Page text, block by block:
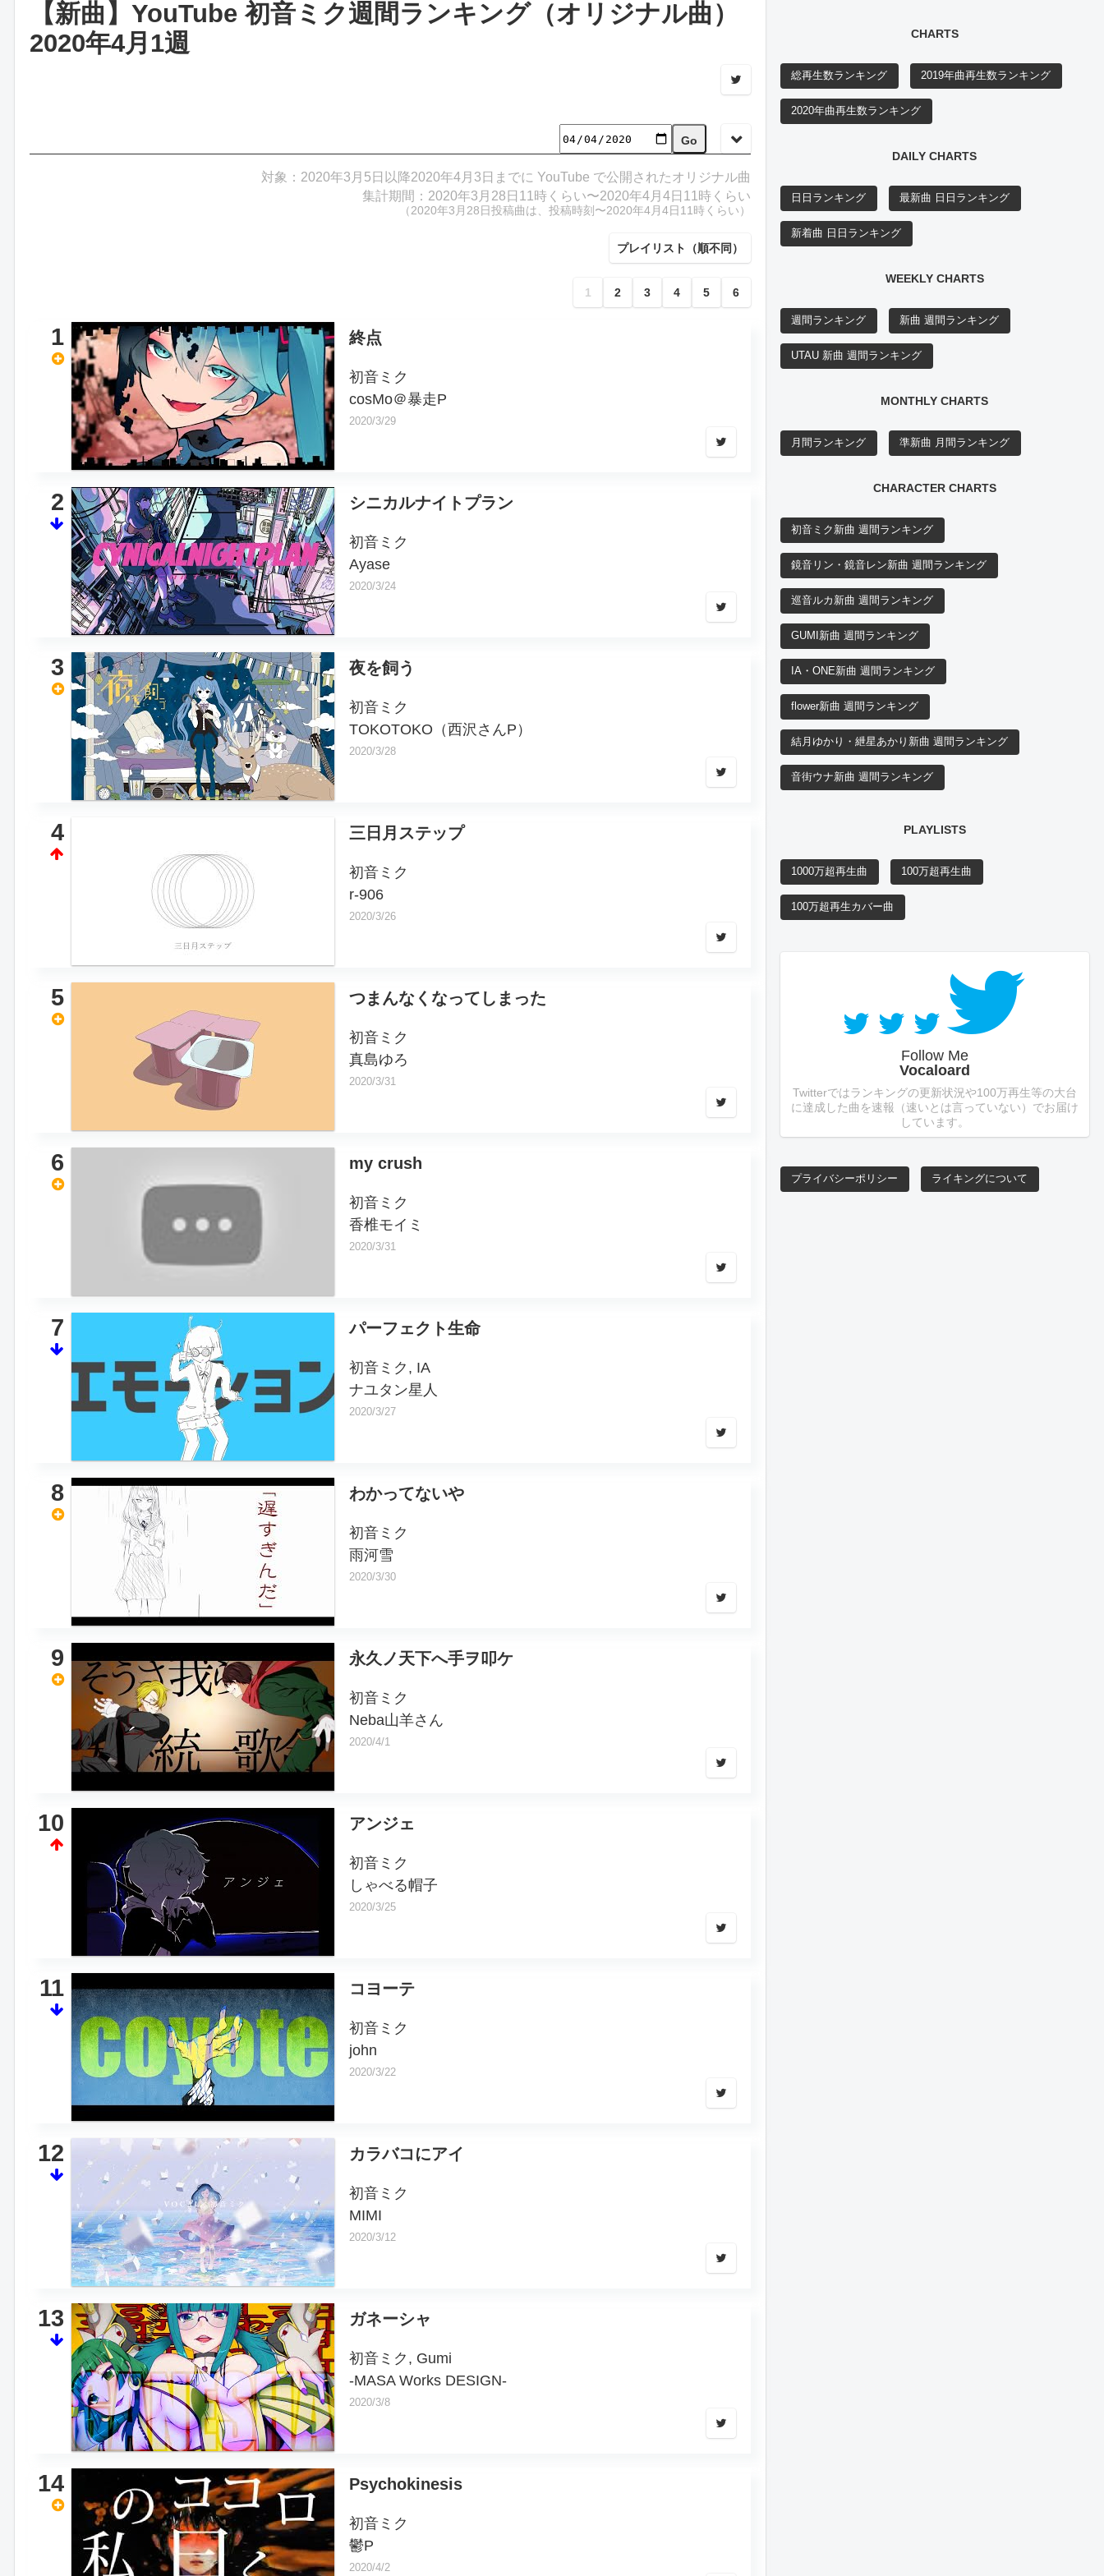
【新曲】YouTube 初音ミク週間ランキング（オリジナル曲）
2020年4月1週
対象：2020年3月5日以降2020年4月3日までに YouTube で公開されたオリジナル曲
集計期間：2020年3月28日11時くらい〜2020年4月4日11時くらい
（2020年3月28日投稿曲は、投稿時刻〜2020年4月4日11時くらい）
プレイリスト（順不同）
1 2 3 4 5 6
1 終点
初音ミク
cosMo＠暴走P
2020/3/29
2 シニカルナイトプラン
初音ミク
Ayase
2020/3/24
3 夜を飼う
初音ミク
TOKOTOKO（西沢さんP）
2020/3/28
4 三日月ステップ
初音ミク
r-906
2020/3/26
5 つまんなくなってしまった
初音ミク
真島ゆろ
2020/3/31
6 my crush
初音ミク
香椎モイミ
2020/3/31
7 パーフェクト生命
初音ミク, IA
ナユタン星人
2020/3/27
8 わかってないや
初音ミク
雨河雪
2020/3/30
9 永久ノ天下へ手ヲ叩ケ
初音ミク
Neba山羊さん
2020/4/1
10 アンジェ
初音ミク
しゃべる帽子
2020/3/25
11 コヨーテ
初音ミク
john
2020/3/22
12 カラバコにアイ
初音ミク
MIMI
2020/3/12
13 ガネーシャ
初音ミク, Gumi
-MASA Works DESIGN-
2020/3/8
14 Psychokinesis
初音ミク
鬱P
2020/4/2
CHARTS
総再生数ランキング 2019年曲再生数ランキング
2020年曲再生数ランキング
DAILY CHARTS
日日ランキング 最新曲 日日ランキング
新着曲 日日ランキング
WEEKLY CHARTS
週間ランキング 新曲 週間ランキング
UTAU 新曲 週間ランキング
MONTHLY CHARTS
月間ランキング 準新曲 月間ランキング
CHARACTER CHARTS
初音ミク新曲 週間ランキング
鏡音リン・鏡音レン新曲 週間ランキング
巡音ルカ新曲 週間ランキング
GUMI新曲 週間ランキング
IA・ONE新曲 週間ランキング
flower新曲 週間ランキング
結月ゆかり・紲星あかり新曲 週間ランキング
音街ウナ新曲 週間ランキング
PLAYLISTS
1000万超再生曲 100万超再生曲
100万超再生カバー曲
Follow Me
Vocaloard
Twitterではランキングの更新状況や100万再生等の大台
に達成した曲を速報（速いとは言っていない）でお届け
しています。
プライバシーポリシー ライキングについて